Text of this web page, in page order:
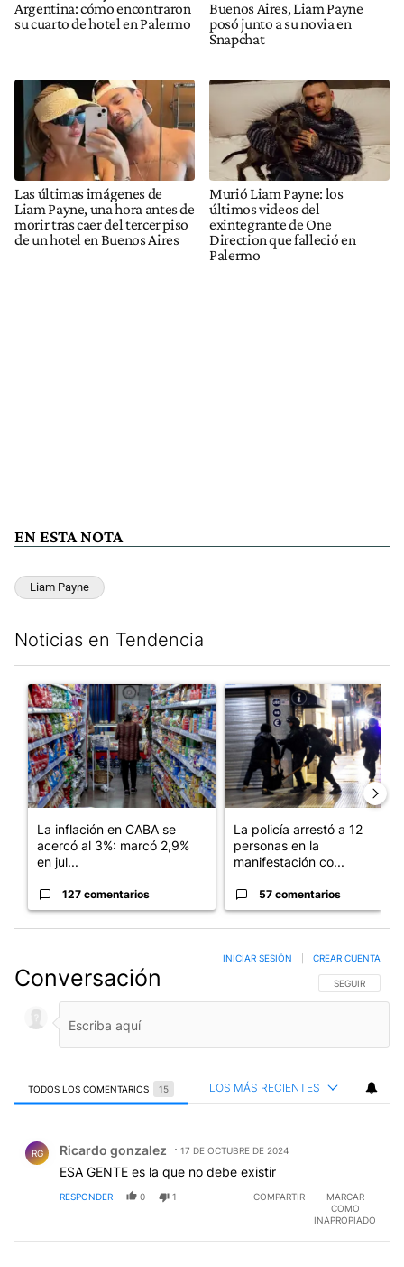
Argentina: cómo encontraron
su cuarto de hotel en Palermo
Buenos Aires, Liam Payne
posó junto a su novia en
Snapchat
Las últimas imágenes de
Liam Payne, una hora antes de
morir tras caer del tercer piso
de un hotel en Buenos Aires
Murió Liam Payne: los
últimos videos del
exintegrante de One
Direction que falleció en
Palermo
EN ESTA NOTA
Liam Payne
Noticias en Tendencia
Un artículo de tendencia con el título "La inflación en CABA se
La inflación en CABA se
acercó al 3%: marcó 2,9%
en jul...
127 comentarios
Un artículo de tendencia con
La policía arrestó a 12
personas en la
manifestación co...
57 comentarios
Conversación SIGA ESTA
SEGUIR
INICIAR SESIÓN CREAR CUENTA
TODOS LOS COMENTARIOS 15 LOS MÁS RECIENTES
RG Ricardo gonzalez 17 DE OCTUBRE DE 2024
ESA GENTE es la que no debe existir
RESPONDER 0 1 COMPARTIR
MARCAR
COMO
INAPROPIADO